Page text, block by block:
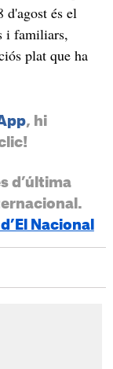
d'agost és el
i familiars,
plat que ha
, hi
d’última
Nacional